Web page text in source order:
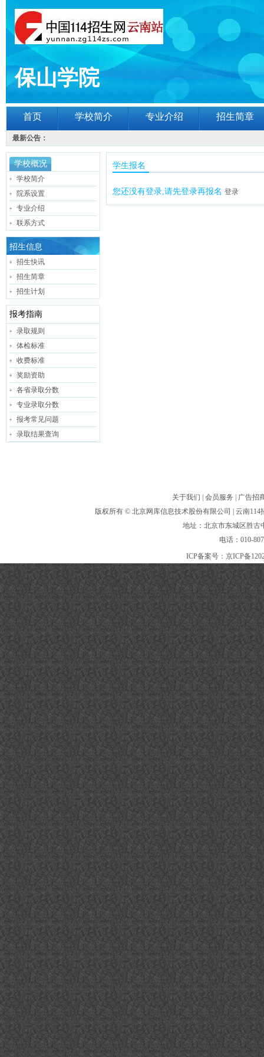
保山学院
首页 学校简介 专业介绍 招生简章
最新公告：
学校概况
学校简介
院系设置
专业介绍
联系方式
招生信息
招生快讯
招生简章
招生计划
报考指南
录取规则
体检标准
收费标准
奖励资助
各省录取分数
专业录取分数
报考常见问题
录取结果查询
学生报名
您还没有登录,请先登录再报名 登录
关于我们 会员服务
广告招
版权所有 © 北京网库信息技术股份有限公司
| 云南
地址：北京市东城区胜
电话：010-
ICP备案号： 京ICP备